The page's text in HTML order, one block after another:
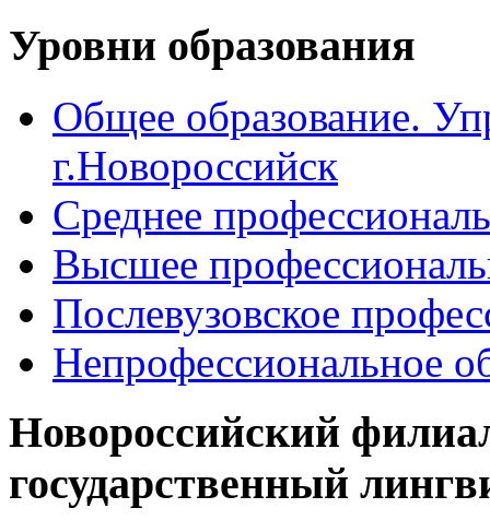
Уровни образования
Общее образование.
г.Новороссийск
Среднее
Высшее
Послевузовское
Непрофессиональное
Новороссийский
государственный